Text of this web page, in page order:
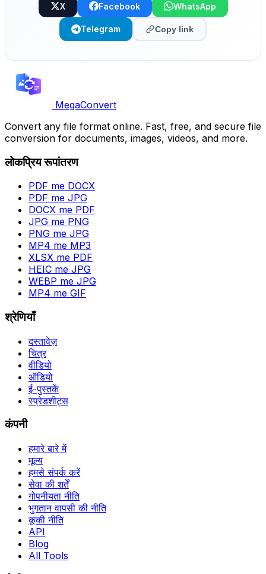
X Facebook WhatsApp
Telegram Copy link
MegaConvert
Convert any file format online. Fast, free, and secure file
conversion for documents, images, videos, and more.
लोकप्रिय रूपांतरण
PDF me DOCX
PDF me JPG
DOCX me PDF
JPG me PNG
PNG me JPG
MP4 me MP3
XLSX me PDF
HEIC me JPG
WEBP me JPG
MP4 me GIF
श्रेणियाँ
दस्तावेज़
चित्र
वीडियो
ऑडियो
ई-पुस्तकें
स्प्रेडशीट्स
कंपनी
हमारे बारे में
मूल्य
हमसे संपर्क करें
सेवा की शर्तें
गोपनीयता नीति
भुगतान वापसी की नीति
कूकी नीति
API
Blog
All Tools